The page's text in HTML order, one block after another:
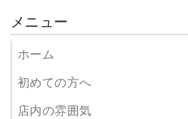
メニュー
ホーム
初めての方へ
店内の雰囲気